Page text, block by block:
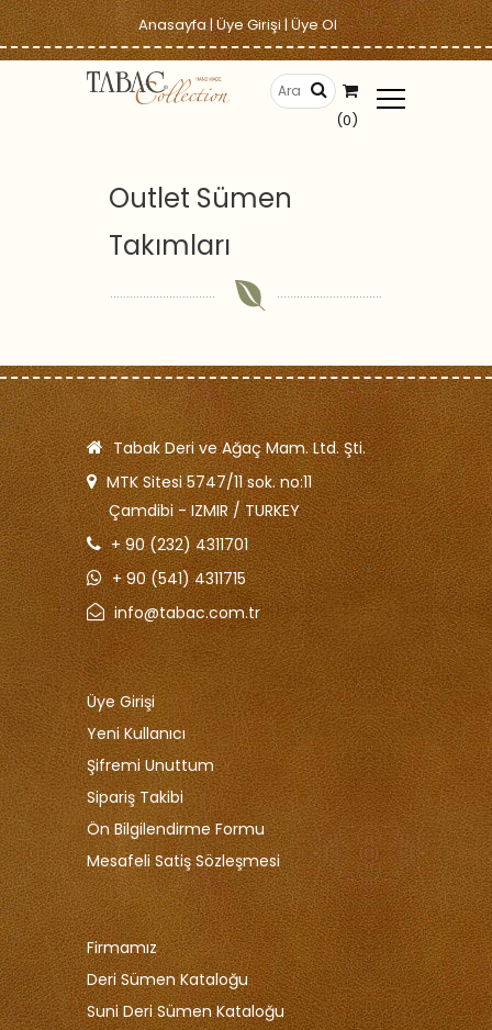
Anasayfa|Üye Girişi|Üye Ol
(0)
Outlet Sümen
Takımları
Tabak Deri ve Ağaç Mam. Ltd. Şti.
MTK Sitesi 5747/11 sok. no:11
Çamdibi - IZMIR / TURKEY
+ 90 (232) 4311701
+ 90 (541) 4311715
info@tabac.com.tr
Üye Girişi
Yeni Kullanıcı
Şifremi Unuttum
Sipariş Takibi
Ön Bilgilendirme Formu
Mesafeli Satiş Sözleşmesi
Firmamız
Deri Sümen Kataloğu
Suni Deri Sümen Kataloğu